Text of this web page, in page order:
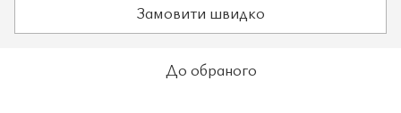
Замовити швидко
До обраного